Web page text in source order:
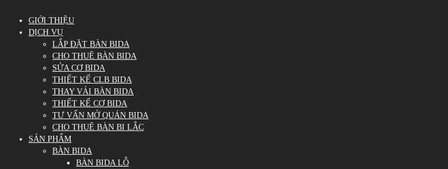
GIỚI THIỆU
DỊCH VỤ
LẮP ĐẶT BÀN BIDA
CHO THUÊ BÀN BIDA
SỬA CƠ BIDA
THIẾT KẾ CLB BIDA
THAY VẢI BÀN BIDA
THIẾT KẾ CƠ BIDA
TƯ VẤN MỞ QUÁN BIDA
CHO THUÊ BÀN BI LẮC
SẢN PHẨM
BÀN BIDA
BÀN BIDA LỖ